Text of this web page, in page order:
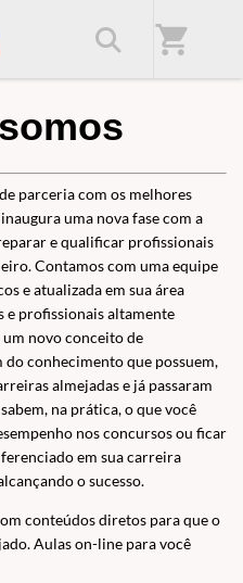
shopping_cart
MANEIRA DE ESTUDAR.
parceria com os melhores
uma nova fase com a
e qualificar profissionais
Contamos com uma equipe
e atualizada em sua área
e profissionais altamente
novo conceito de
do conhecimento que possuem,
almejadas e já passaram
na prática, o que você
nos concursos ou ficar
em sua carreira
o sucesso.
conteúdos diretos para que o
Aulas on-line para você